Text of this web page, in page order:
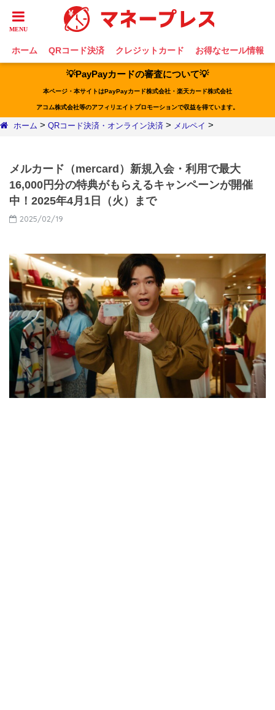
ホーム QRコード決済 クレジットカード お得なセール情報
💡PayPayカードの審査について💡
本ページ・本サイトはPayPayカード株式会社・楽天カード株式会社
アコム株式会社等のアフィリエイトプロモーションで収益を得ています。
ホーム > QRコード決済・オンライン決済 > メルペイ >
メルカード（mercard）新規入会・利用で最大
16,000円分の特典がもらえるキャンペーンが開催
中！2025年4月1日（火）まで
2025/02/19